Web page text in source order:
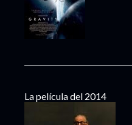
La película del 2014